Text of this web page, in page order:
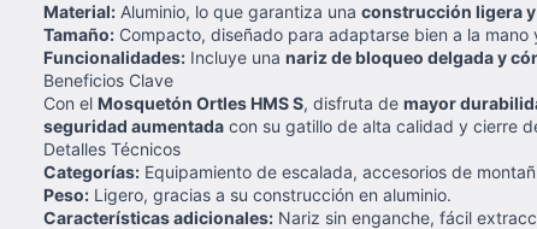
Material: Aluminio, lo que garantiza una construcción ligera
Tamaño: Compacto, diseñado para adaptarse bien a la mano
Funcionalidades: Incluye una nariz de bloqueo delgada y
Beneficios Clave
Con el Mosquetón Ortles HMS S, disfruta de mayor
seguridad aumentada con su gatillo de alta calidad y cierre
Detalles Técnicos
Categorías: Equipamiento de escalada, accesorios de
Peso: Ligero, gracias a su construcción en aluminio.
Características adicionales: Nariz sin enganche, fácil